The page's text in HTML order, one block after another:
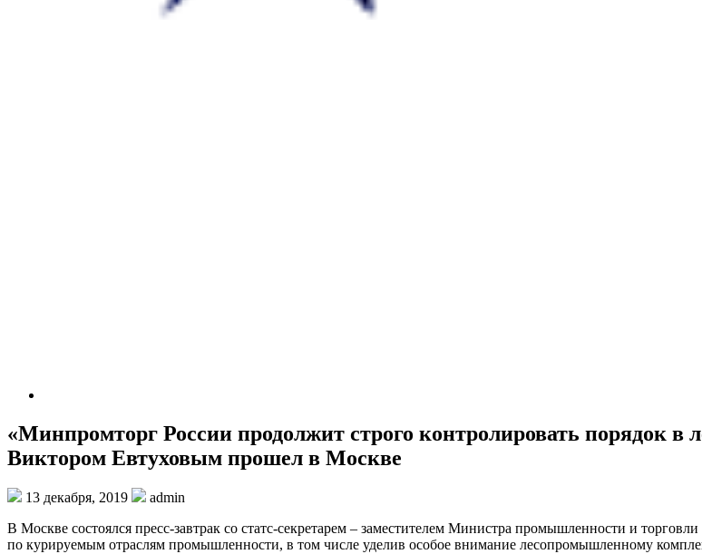
«Минпромторг России продолжит строго контролировать порядок в
Виктором Евтуховым прошел в Москве
13 декабря, 2019
admin
В Москве состоялся пресс-завтрак со статс-секретарем – заместителем Министра промышленности и
по курируемым отраслям промышленности, в том числе уделив особое внимание лесопромышленному